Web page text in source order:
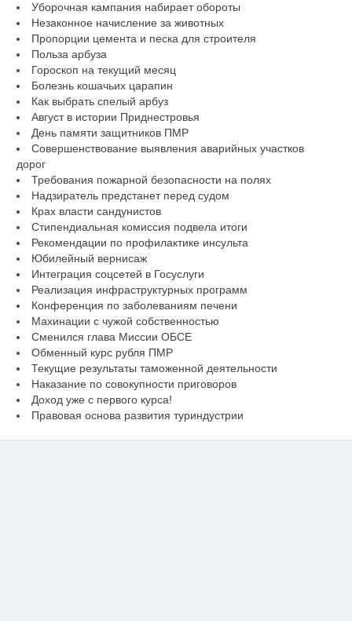
Уборочная кампания набирает обороты
Незаконное начисление за животных
Пропорции цемента и песка для строителя
Польза арбуза
Гороскоп на текущий месяц
Болезнь кошачьих царапин
Как выбрать спелый арбуз
Август в истории Приднестровья
День памяти защитников ПМР
Совершенствование выявления аварийных участков
дорог
Требования пожарной безопасности на полях
Надзиратель предстанет перед судом
Крах власти сандунистов
Стипендиальная комиссия подвела итоги
Рекомендации по профилактике инсульта
Юбилейный вернисаж
Интеграция соцсетей в Госуслуги
Реализация инфраструктурных программ
Конференция по заболеваниям печени
Махинации с чужой собственностью
Сменился глава Миссии ОБСЕ
Обменный курс рубля ПМР
Текущие результаты таможенной деятельности
Наказание по совокупности приговоров
Доход уже с первого курса!
Правовая основа развития туриндустрии